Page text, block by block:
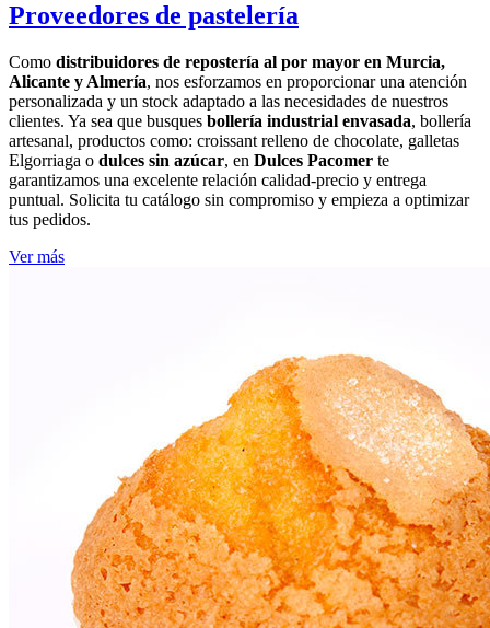
Proveedores de pastelería
Como distribuidores de repostería al por mayor en Murcia,
Alicante y Almería, nos esforzamos en proporcionar una atención
personalizada y un stock adaptado a las necesidades de nuestros
clientes. Ya sea que busques bollería industrial envasada, bollería
artesanal, productos como: croissant relleno de chocolate, galletas
Elgorriaga o dulces sin azúcar, en Dulces Pacomer te
garantizamos una excelente relación calidad-precio y entrega
puntual. Solicita tu catálogo sin compromiso y empieza a optimizar
tus pedidos.
Ver más